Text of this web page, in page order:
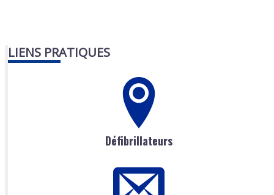
LIENS PRATIQUES
Défibrillateurs